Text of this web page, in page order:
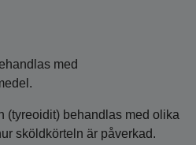
med
(tyreoidit) behandlas med olika
sköldkörteln är påverkad.